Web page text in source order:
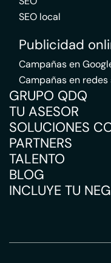
SEO local
Publicidad
Campañas en
Campañas en
GRUPO QDQ
TU ASESOR
SOLUCIONES
PARTNERS
TALENTO
BLOG
INCLUYE TU